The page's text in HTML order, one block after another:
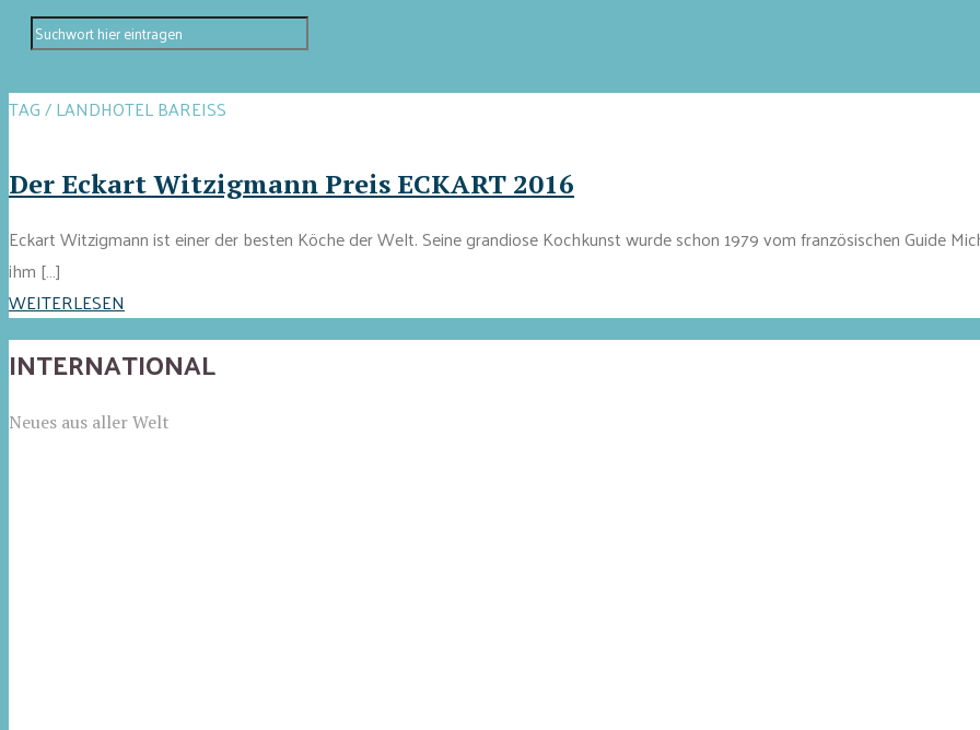
TAG / LANDHOTEL BAREISS
Der Eckart Witzigmann Preis ECKART 2016
Eckart Witzigmann ist einer der besten Köche der Welt. Seine grandiose Kochkunst wurde schon 1979 vom französischen Guide
ihm […]
WEITERLESEN
INTERNATIONAL
Neues aus aller Welt